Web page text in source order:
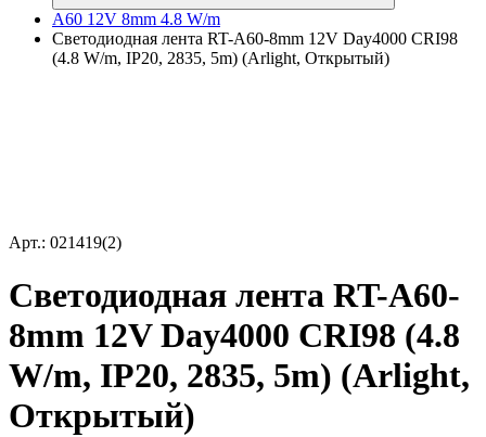
A60 12V 8mm 4.8 W/m
Светодиодная лента RT-A60-8mm 12V Day4000 CRI98
(4.8 W/m, IP20, 2835, 5m) (Arlight, Открытый)
Арт.: 021419(2)
Светодиодная лента RT-A60-
8mm 12V Day4000 CRI98 (4.8
W/m, IP20, 2835, 5m) (Arlight,
Открытый)